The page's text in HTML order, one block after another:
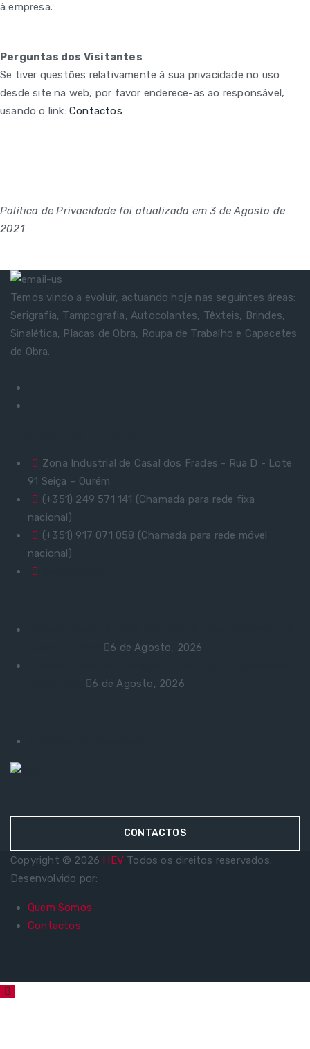
à empresa.
Perguntas dos Visitantes
Se tiver questões relativamente à sua privacidade no uso
desde site na web, por favor enderece-as ao responsável,
usando o link: Contactos
Política de Privacidade foi atualizada em 3 de Agosto de
2021
Temos vindo a evoluir, actuando hoje nas seguintes áreas:
Serigrafia, Tampografia, Autocolantes, Têxteis, Brindes,
Sinalética, Placas de Obra, Roupa de Trabalho e Capacetes
de Obra.
Zona Industrial de Casal dos Frades - Rua D - Lote
91 Seiça – Ourém
(+351) 249 571 141 (Chamada para rede fixa
nacional)
(+351) 917 071 058 (Chamada para rede móvel
nacional)
6 de Agosto, 2026
6 de Agosto, 2026
CONTACTOS
Copyright © 2026 HEV Todos os direitos reservados.
Desenvolvido por:
Quem Somos
Contactos